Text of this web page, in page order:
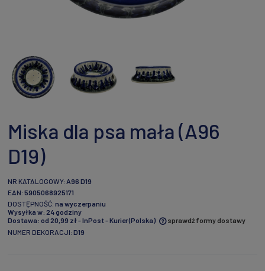
Miska dla psa mała (A96
D19)
NR KATALOGOWY: A96 D19
EAN: 5905068925171
DOSTĘPNOŚĆ: na wyczerpaniu
Wysyłka w: 24 godziny
Dostawa: od 20,99 zł- InPost - Kurier(Polska)
Cena nie zawiera ewentualnych kosztów płatności
sprawdź formy dostawy
NUMER DEKORACJI: D19